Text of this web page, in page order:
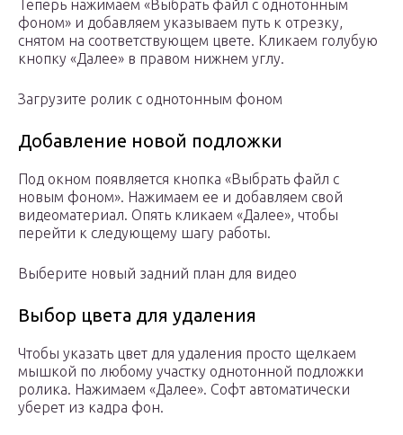
Теперь нажимаем «Выбрать файл с однотонным
фоном» и добавляем указываем путь к отрезку,
снятом на соответствующем цвете. Кликаем голубую
кнопку «Далее» в правом нижнем углу.
Загрузите ролик с однотонным фоном
Добавление новой подложки
Под окном появляется кнопка «Выбрать файл с
новым фоном». Нажимаем ее и добавляем свой
видеоматериал. Опять кликаем «Далее», чтобы
перейти к следующему шагу работы.
Выберите новый задний план для видео
Выбор цвета для удаления
Чтобы указать цвет для удаления просто щелкаем
мышкой по любому участку однотонной подложки
ролика. Нажимаем «Далее». Софт автоматически
уберет из кадра фон.